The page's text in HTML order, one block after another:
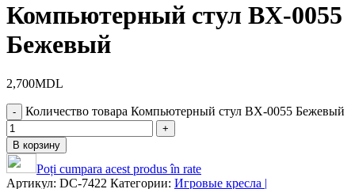
Компьютерный стул BX-0055
Бежевый
2,700MDL
Количество товара Компьютерный стул BX-0055 Бежевый
В корзину
Poți cumpara acest produs în rate
Артикул: DC-7422 Категории: Игровые кресла |